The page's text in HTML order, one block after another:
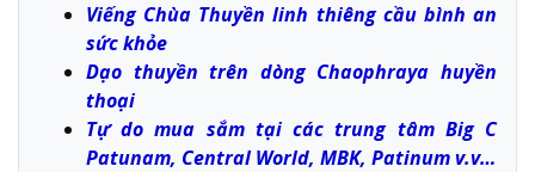
Viếng Chùa Thuyền linh thiêng cầu bình an
sức khỏe
Dạo thuyền trên dòng Chaophraya huyền
thoại
Tự do mua sắm tại các trung tâm Big C
Patunam, Central World, MBK, Patinum v.v…